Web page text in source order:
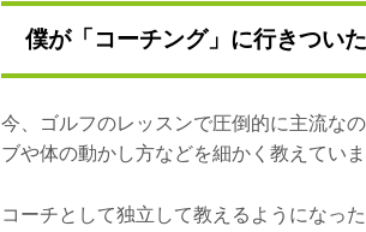
僕が「コーチング」に行きつい
今、ゴルフのレッスンで圧倒的に主流な
ブや体の動かし方などを細かく教えていま
コーチとして独立して教えるようになっ